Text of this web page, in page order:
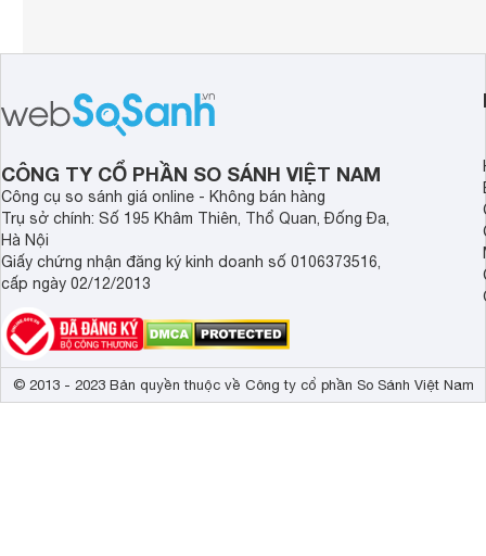
CÔNG TY CỔ PHẦN SO SÁNH VIỆT NAM
Công cụ so sánh giá online - Không bán hàng
Trụ sở chính: Số 195 Khâm Thiên, Thổ Quan, Đống Đa,
Hà Nội
Giấy chứng nhận đăng ký kinh doanh số 0106373516,
cấp ngày 02/12/2013
© 2013 - 2023 Bản quyền thuộc về Công ty cổ phần So Sánh Việt Nam